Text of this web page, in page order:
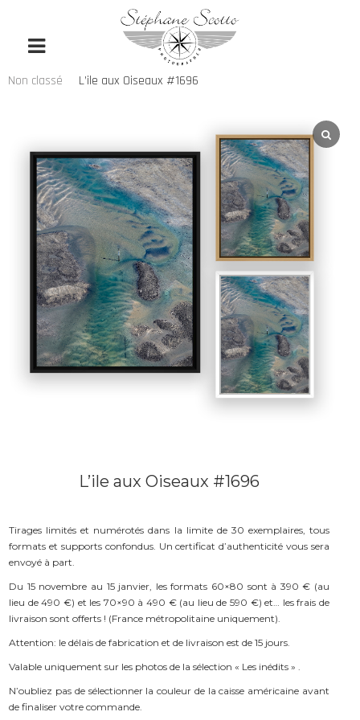
Non classé L’ile aux Oiseaux #1696
L’ile aux Oiseaux #1696
Tirages limités et numérotés dans la limite de 30 exemplaires, tous
formats et supports confondus. Un certificat d’authenticité vous sera
envoyé à part.
Du 15 novembre au 15 janvier, les formats 60×80 sont à 390 € (au
lieu de 490 €) et les 70×90 à 490 € (au lieu de 590 €) et… les frais de
livraison sont offerts ! (France métropolitaine uniquement).
Attention: le délais de fabrication et de livraison est de 15 jours.
Valable uniquement sur les photos de la sélection « Les inédits » .
N’oubliez pas de sélectionner la couleur de la caisse américaine avant
de finaliser votre commande.